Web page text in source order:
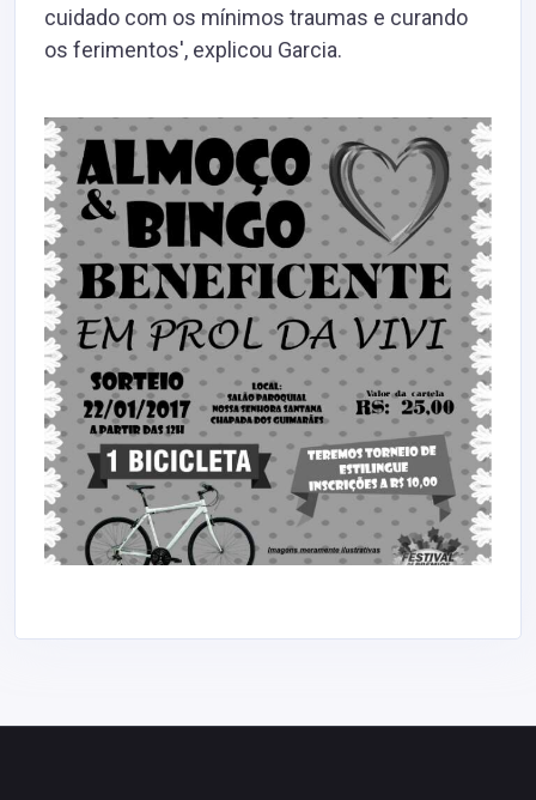
cuidado com os mínimos traumas e curando
os ferimentos', explicou Garcia.